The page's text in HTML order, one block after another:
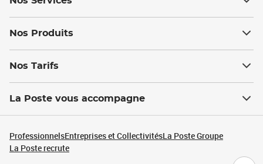
Nos Produits
Nos Tarifs
La Poste vous accompagne
ProfessionnelsEntreprises et CollectivitésLa Poste Groupe
La Poste recrute